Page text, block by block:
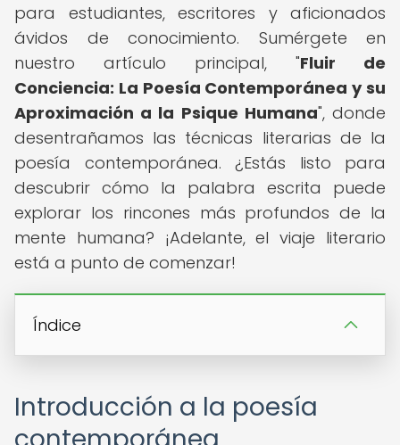
para estudiantes, escritores y aficionados
ávidos de conocimiento. Sumérgete en
nuestro artículo principal, "Fluir de
Conciencia: La Poesía Contemporánea y su
Aproximación a la Psique Humana", donde
desentrañamos las técnicas literarias de la
poesía contemporánea. ¿Estás listo para
descubrir cómo la palabra escrita puede
explorar los rincones más profundos de la
mente humana? ¡Adelante, el viaje literario
está a punto de comenzar!
Índice
Introducción a la poesía